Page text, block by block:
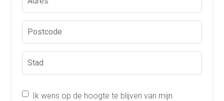
Ik wens op de hoogte te blijven van mijn